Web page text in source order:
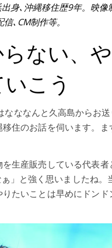
､沖縄移住歴9年。映像
､CM制作等。
ない、
こう
ななんと久高島からお
住のお話を伺います。
生産販売している代表
」と強く思いましたね
たいことは早めにドン